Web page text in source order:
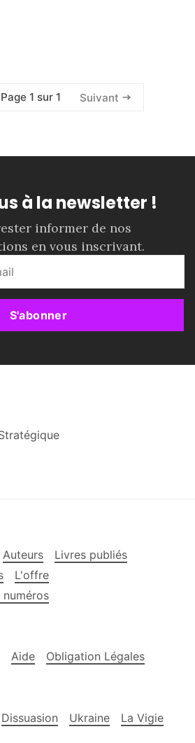
Page 1 sur 1 Suivant
à la newsletter !
informer de nos
en vous inscrivant.
S'abonner
Auteurs
Livres publiés
L'offre
numéros
Aide Obligation Légales
Dissuasion Ukraine La Vigie